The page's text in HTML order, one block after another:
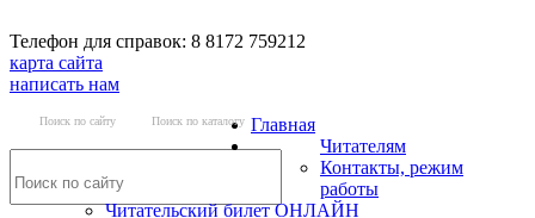
Телефон для справок: 8 8172 759212
карта сайта
написать нам
Поиск по сайту Поиск по каталогу Главная
Читателям
Контакты, режим
работы
Читательский билет ОНЛАЙН